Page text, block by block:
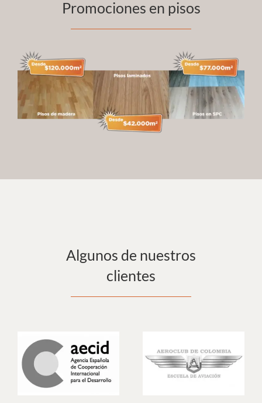
Promociones en pisos
Algunos de nuestros
clientes